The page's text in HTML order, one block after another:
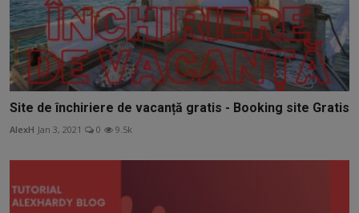
Site de închiriere de vacanță gratis - Booking site Gratis
AlexH Jan 3, 2021 0 9.5k